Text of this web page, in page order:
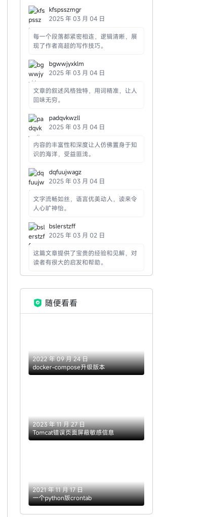
kfspsszmgr
2025 年 03 月 04 日
每一个段落都紧密相连，逻辑清晰，展
现了作者高超的写作技巧。
bgwwjyxklm
2025 年 03 月 04 日
文章的叙述风格独特，用词精准，让人
回味无穷。
padqvkwzll
2025 年 03 月 04 日
内容的丰富性和深度让人仿佛置身于知
识的海洋，受益匪浅。
dqfuujwagz
2025 年 03 月 04 日
文字流畅如丝，语言优美动人，读来令
人心旷神怡。
bslerstzff
2025 年 03 月 02 日
这篇文章提供了宝贵的经验和见解，对
读者有很大的启发和帮助。
随便看看
2022 年 09 月 24 日
docker-compose升级版本
2023 年 11 月 27 日
Tomcat错误页面屏蔽敏感信息
2021 年 11 月 17 日
一个python版crontab